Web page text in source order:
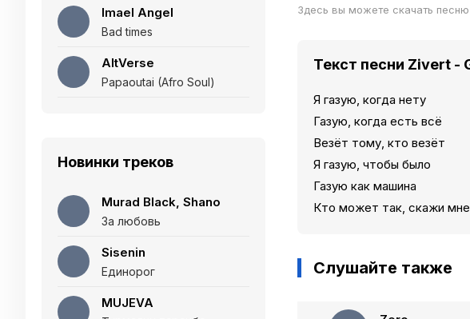
Imael Angel
Bad times
AltVerse
Papaoutai (Afro Soul)
Новинки треков
Murad Black, Shano
За любовь
Sisenin
Единорог
MUJEVA
Здесь вы можете скачать
Текст песни Zivert -
Я газую, когда нету
Газую, когда есть всё
Везёт тому, кто везёт
Я газую, чтобы было
Газую как машина
Кто может так, скажи мне
Слушайте также